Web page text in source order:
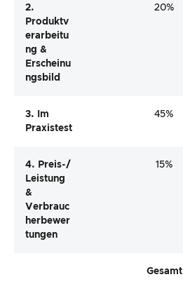
2.
Produktv
Erarbeitu
Ng &
Erscheinu
Ngsbild
20%
3. Im
Praxistest
45%
4. Preis-/
Leistung
&
Verbrauc
Herbewer
Tungen
15%
Gesamt